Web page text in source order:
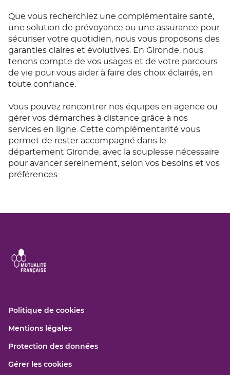
Que vous recherchiez une complémentaire santé,
une solution de prévoyance ou une assurance pour
sécuriser votre quotidien, nous vous proposons des
garanties claires et évolutives. En Gironde, nous
tenons compte de vos usages et de votre parcours
de vie pour vous aider à faire des choix éclairés, en
toute confiance.
Vous pouvez rencontrer nos équipes en agence ou
gérer vos démarches à distance grâce à nos
services en ligne. Cette complémentarité vous
permet de rester accompagné dans le
département Gironde, avec la souplesse nécessaire
pour avancer sereinement, selon vos besoins et vos
préférences.
Politique de cookies(ouvre
fenêtre)
Mentions légales(ouvre
une
fenêtre)
Protection des données(ouvre
Gérer les cookies